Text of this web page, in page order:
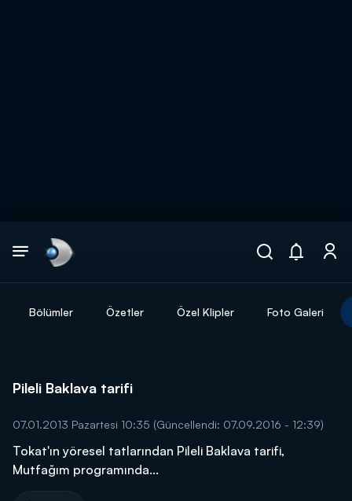
Bölümler Özetler Özel Klipler Foto Galeri
Pileli Baklava tarifi
07.01.2013 Pazartesi 10:35 (Güncellendi: 07.09.2016 - 12:39)
Tokat'ın yöresel tatlarından Pileli Baklava tarifi,
Mutfağım programında...